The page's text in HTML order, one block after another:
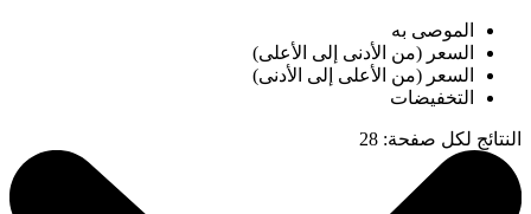
الموصى به
السعر (من الأدنى إلى الأعلى)
السعر (من الأعلى إلى الأدنى)
التخفيضات
النتائج لكل صفحة:
28